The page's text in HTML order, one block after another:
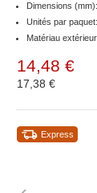
Dimensions
Unités par paquet:
Matériau
14,48 €
17,38 €
Express